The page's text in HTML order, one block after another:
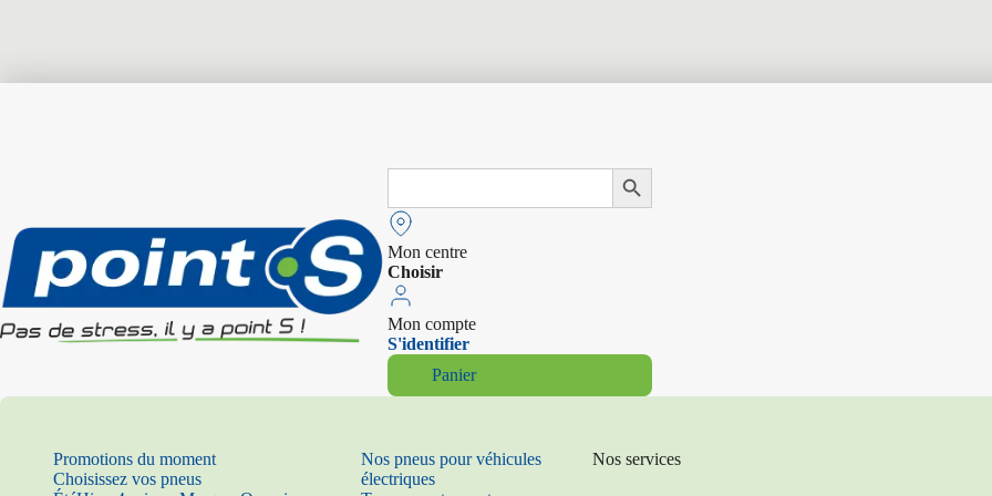
Search
Search Button
Mon centre
Choisir
Mon compte
S'identifier
Panier
Promotions du moment
Choisissez vos pneus
Nos pneus pour véhicules
électriques
Nos services